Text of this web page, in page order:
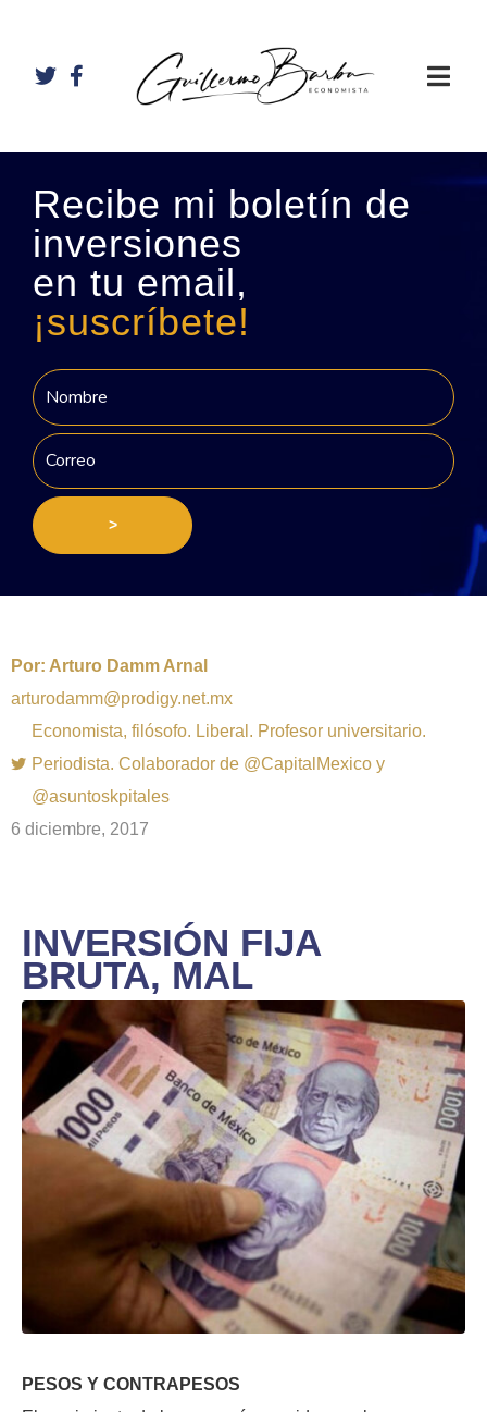
Recibe mi boletín de
inversiones
en tu email,
¡suscríbete!
>
Por: Arturo Damm Arnal
arturodamm@prodigy.net.mx
Economista, filósofo. Liberal. Profesor universitario.
Periodista. Colaborador de @CapitalMexico y
@asuntoskpitales
6 diciembre, 2017
INVERSIÓN FIJA
BRUTA, MAL
PESOS Y CONTRAPESOS